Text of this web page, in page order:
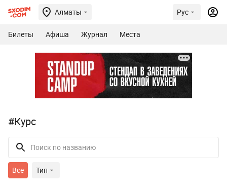
Алматы Рус
Билеты Афиша Журнал Места
#Курс
Все Тип